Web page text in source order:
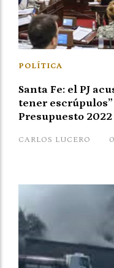
Santa Fe: el PJ
tener
Presupuesto 2022
CARLOS LUCERO
POLÍTICA